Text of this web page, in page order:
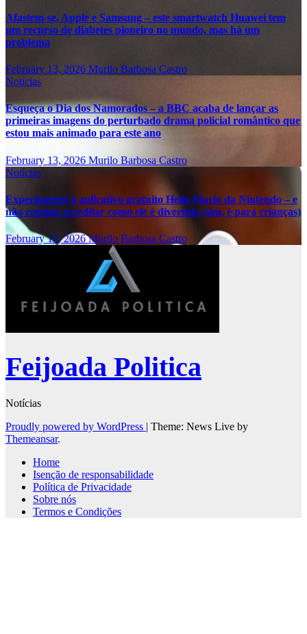
Afastem-se, Apple e Samsung – este smartwatch Huawei tem
um recurso de diabetes pioneiro no mundo, mas há um
problema
February 13, 2026 Murilo Barbosa Castro
Notícias
Esqueça o Dia dos Namorados – a BBC acaba de lançar as
primeiras imagens do perturbado drama policial romântico que
estou mais animado para este ano
February 13, 2026 Murilo Barbosa Castro
Notícias
Experimentei o aplicativo gratuito Hello Mario da Nintendo – e
não consigo acreditar como ele é divertido (sim, é para crianças)
February 13, 2026Murilo Barbosa Castro
Feijoada Politica
Notícias
Proudly powered by WordPress | Theme: News Live by
Themeansar.
Home
Isenção de responsabilidade
Política de Privacidade
Sobre nós
Termos e Condições